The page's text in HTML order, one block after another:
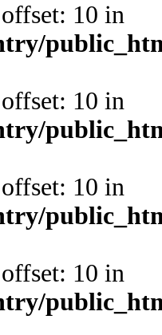
10 in
10 in
10 in
10 in